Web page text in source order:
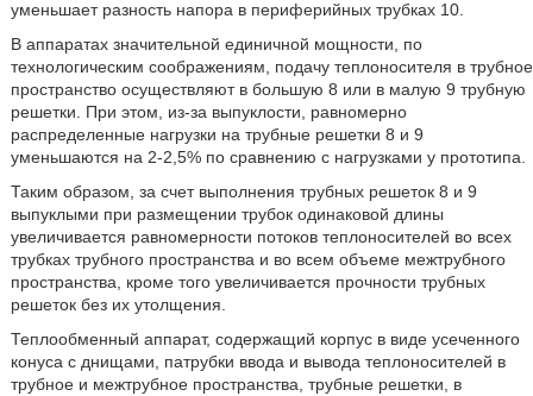
уменьшает разность напора в периферийных трубках 10.
В аппаратах значительной единичной мощности, по
технологическим соображениям, подачу теплоносителя в трубное
пространство осуществляют в большую 8 или в малую 9 трубную
решетки. При этом, из-за выпуклости, равномерно
распределенные нагрузки на трубные решетки 8 и 9
уменьшаются на 2-2,5% по сравнению с нагрузками у прототипа.
Таким образом, за счет выполнения трубных решеток 8 и 9
выпуклыми при размещении трубок одинаковой длины
увеличивается равномерности потоков теплоносителей во всех
трубках трубного пространства и во всем объеме межтрубного
пространства, кроме того увеличивается прочности трубных
решеток без их утолщения.
Теплообменный аппарат, содержащий корпус в виде усеченного
конуса с днищами, патрубки ввода и вывода теплоносителей в
трубное и межтрубное пространства, трубные решетки, в